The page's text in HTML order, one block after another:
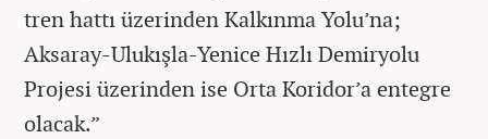
tren hattı üzerinden Kalkınma Yolu’na;
Aksaray-Ulukışla-Yenice Hızlı Demiryolu
Projesi üzerinden ise Orta Koridor’a entegre
olacak.”